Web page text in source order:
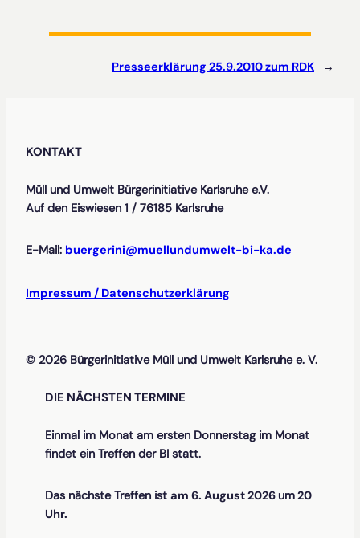
Presseerklärung 25.9.2010 zum RDK →
KONTAKT
Müll und Umwelt Bürgerinitiative Karlsruhe e.V.
Auf den Eiswiesen 1 / 76185 Karlsruhe
E-Mail: buergerini@muellundumwelt-bi-ka.de
Impressum / Datenschutzerklärung
© 2026 Bürgerinitiative Müll und Umwelt Karlsruhe e. V.
DIE NÄCHSTEN TERMINE
Einmal im Monat am ersten Donnerstag im Monat
findet ein Treffen der BI statt.
Das nächste Treffen ist am 6. August 2026um20
Uhr.